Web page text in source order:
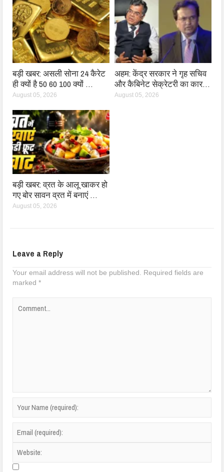
बड़ी खबर: असली सोना 24 कैरेट
ही क्यों है 50 60 100 क्यों …
August 05, 2026
अहम: केंद्र सरकार ने गृह सचिव
और कैबिनेट सेक्रेटरी का कार…
August 05, 2026
बड़ी खबर: व्रत के आलू खाकर हो
गए बोर सावन व्रत में बनाएं …
August 05, 2026
Leave a Reply
Your email address will not be published.
Required fields are
marked*